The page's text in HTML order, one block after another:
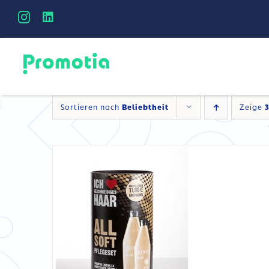
content
Sortieren nach Beliebtheit Zeige
DETAILS